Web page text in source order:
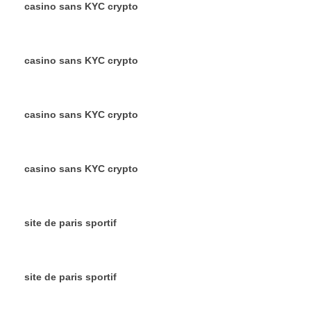
casino sans KYC crypto
casino sans KYC crypto
casino sans KYC crypto
casino sans KYC crypto
site de paris sportif
site de paris sportif